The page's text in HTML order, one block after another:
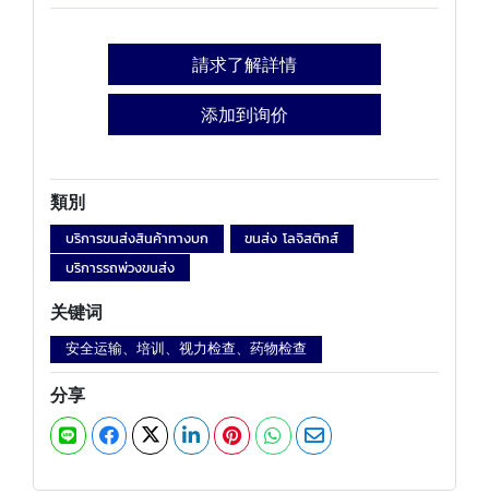
請求了解詳情
添加到询价
類別
บริการขนส่งสินค้าทางบก
ขนส่ง โลจิสติกส์
บริการรถพ่วงขนส่ง
关键词
安全运输、培训、视力检查、药物检查
分享